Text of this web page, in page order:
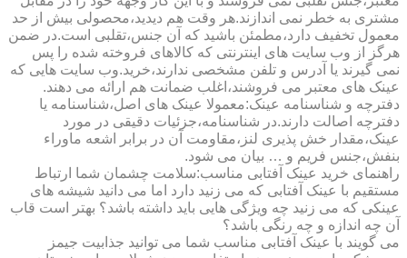
مشتری به خطر نمی اندازند.هر وقت هم دیدید،محصولی بیش از حد
معمول تخفیف دارد،مطمئن باشید که آن جنس،تقلبی است.در ضمن
هرگز از وب سایت های اینترنتی که کالاهای فروخته شده را پس
نمی گیرند یا آدرس و تلفن مشخصی ندارند،خرید.وب سایت هایی که
عینک های معتبر می فروشند،اغلب ضمانت هم ارائه می دهند.
دفترچه و شناسنامه عینک:معمولا عینک های اصل،شناسنامه یا
دفترچه اصالت دارند.در شناسنامه،جزئیات دقیقی در مورد
عینک،مقدار خش پذیری لنز،مقاومت آن در برابر اشعه ماوراء
بنفش،جنس فریم و … بیان می شود.
راهنمای خرید عینک آفتابی مناسب:سلامت چشمان شما ارتباط
مستقیم با عینک آفتابی که می زنید دارد اما می دانید شیشه های
عینکی که می زنید چه ویژگی هایی باید داشته باشد؟ بهتر است قاب
آن چه اندازه و چه رنگی باشد؟
می گویند با عینک آفتابی مناسب شما می توانید جذابیت جیمز